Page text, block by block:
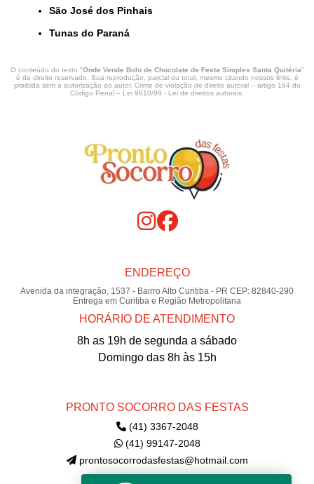
São José dos Pinhais
Tunas do Paraná
O conteúdo do texto "Onde Vende Bolo de Chocolate de Festa Simples Santa Quitéria"
é de direito reservado. Sua reprodução, parcial ou total, mesmo citando nossos links, é
proibida sem a autorização do autor. Crime de violação de direito autoral – artigo 184 do
Código Penal – Lei 9610/98 - Lei de direitos autorais
ENDEREÇO
Avenida da integração, 1537 - Bairro Alto Curitiba - PR CEP: 82840-290
Entrega em Curitiba e Região Metropolitana
HORÁRIO DE ATENDIMENTO
8h as 19h de segunda a sábado
Domingo das 8h às 15h
PRONTO SOCORRO DAS FESTAS
(41) 3367-2048
(41) 99147-2048
prontosocorrodasfestas@hotmail.com